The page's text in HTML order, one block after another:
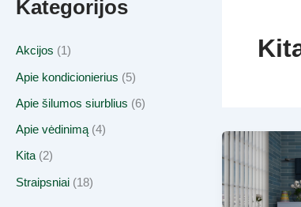
Kategorijos
Akcijos (1)
Apie kondicionierius (5)
Apie šilumos siurblius (6)
Apie vėdinimą (4)
Kita (2)
Straipsniai (18)